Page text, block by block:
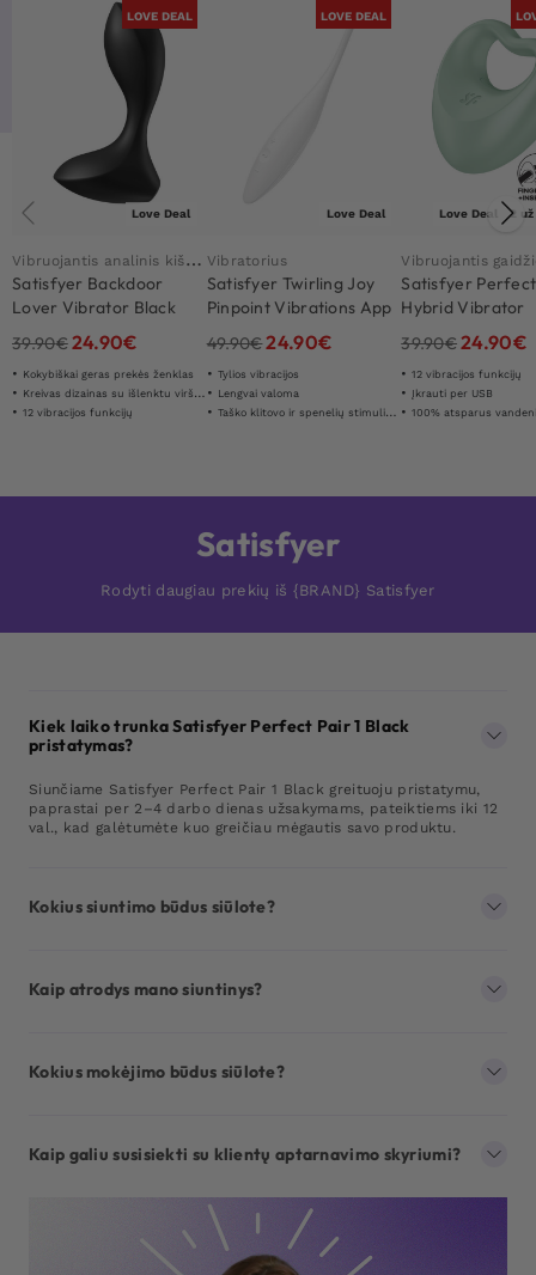
LOVE DEAL
Love Deal
V
ibruojantis analinis kištukas
Satisfyer Backdoor
Lover Vibrator Black
39.90€24.90€
Kokybiškai geras prekės ženklas
Kreivas dizainas su išlenktu viršumi
12 vibracijos funkcijų
LOVE DEAL
Love Deal
Vibratorius
Satisfyer Twirling Joy
Pinpoint Vibrations App
49.90€24.90€
Tylios vibracijos
Lengvai valoma
Taško klitovo ir spenelių stimuliavimas
2
Love Deal
Vibruojantis
Satisfyer
Hybrid Vibrator
39.90€24.90€
12 vibracijos funkcijų
Įkrauti per USB
100% atsparus
Satisfyer
Rodyti daugiau prekių iš {BRAND} Satisfyer
Kiek laiko trunka Satisfyer Perfect Pair 1 Black
pristatymas?
Siunčiame Satisfyer Perfect Pair 1 Black greituoju pristatymu,
paprastai per 2–4 darbo dienas užsakymams, pateiktiems iki 12
val., kad galėtumėte kuo greičiau mėgautis savo produktu.
Kokius siuntimo būdus siūlote?
Kaip atrodys mano siuntinys?
Kokius mokėjimo būdus siūlote?
Kaip galiu susisiekti su klientų aptarnavimo skyriumi?